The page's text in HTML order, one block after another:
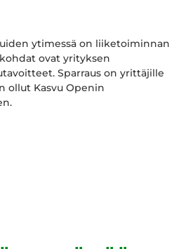
ytimessä on liiketoiminnan
ovat yrityksen
Sparraus on yrittäjille
ollut Kasvu Openin